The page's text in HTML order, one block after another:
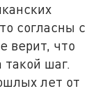
согласны с
верит, что
шаг.
лет от